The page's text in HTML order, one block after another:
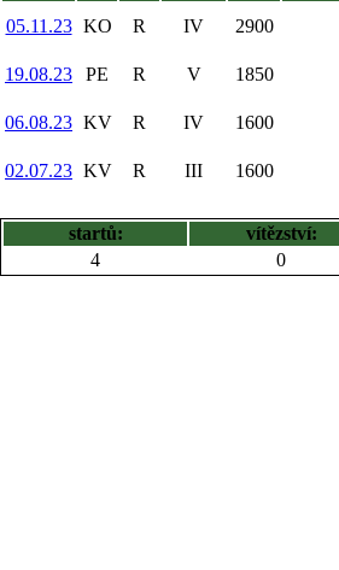
05.11.23 KO R IV 2900
19.08.23 PE R V 1850
06.08.23 KV R IV 1600
02.07.23 KV R III 1600
startů: vítězství:
4
0